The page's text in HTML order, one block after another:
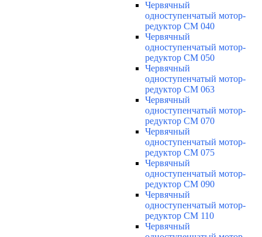
Червячный
одноступенчатый мотор-
редуктор CM 040
Червячный
одноступенчатый мотор-
редуктор CM 050
Червячный
одноступенчатый мотор-
редуктор CM 063
Червячный
одноступенчатый мотор-
редуктор CM 070
Червячный
одноступенчатый мотор-
редуктор CM 075
Червячный
одноступенчатый мотор-
редуктор CM 090
Червячный
одноступенчатый мотор-
редуктор CM 110
Червячный